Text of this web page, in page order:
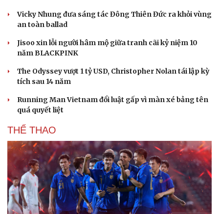
Vicky Nhung đưa sáng tác Đông Thiên Đức ra khỏi vùng
an toàn ballad
Jisoo xin lỗi người hâm mộ giữa tranh cãi kỷ niệm 10
năm BLACKPINK
The Odyssey vượt 1 tỷ USD, Christopher Nolan tái lập kỳ
tích sau 14 năm
Running Man Vietnam đổi luật gấp vì màn xé bảng tên
quá quyết liệt
THỂ THAO